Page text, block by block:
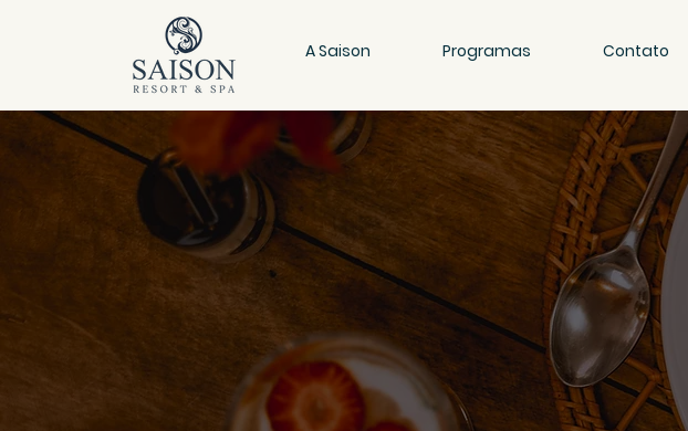
A Saison Programas Contato